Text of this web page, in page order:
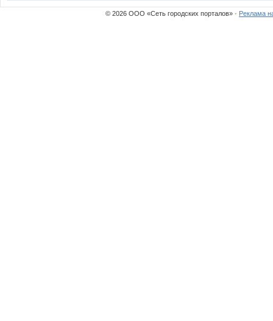
© 2026 ООО «Сеть городских порталов» · Реклама